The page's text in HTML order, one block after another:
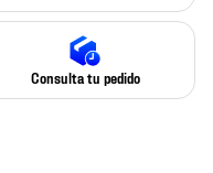
Consulta tu pedido